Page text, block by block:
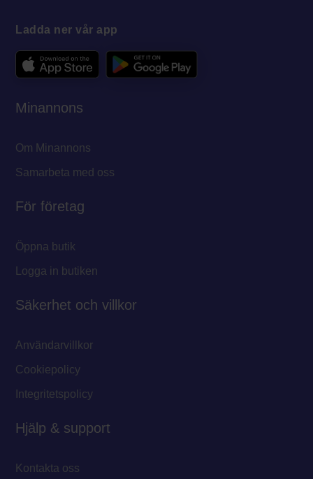
Ladda ner vår app
Minannons
Om Minannons
Samarbeta med oss
För företag
Öppna butik
Logga in butiken
Säkerhet och villkor
Användarvillkor
Cookiepolicy
Integritetspolicy
Hjälp & support
Kontakta oss